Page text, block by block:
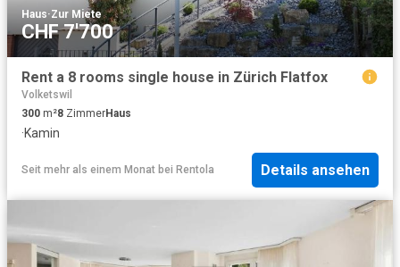
Haus·Zur Miete
CHF 7'700
Rent a 8 rooms single house in Zürich Flatfox
Volketswil
300 m²8 ZimmerHaus
·Kamin
Seit mehr als einem Monat bei Rentola Details ansehen